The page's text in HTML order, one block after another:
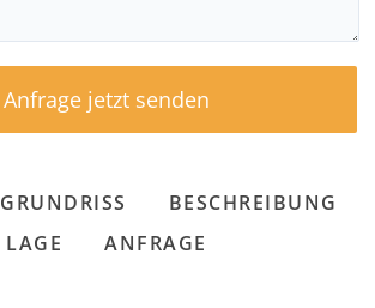
GRUNDRISS
BESCHREIBUNG
LAGE
ANFRAGE